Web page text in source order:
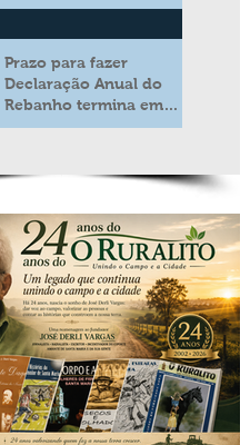
Prazo para fazer
Declaração Anual do
Rebanho termina em
duas semanas